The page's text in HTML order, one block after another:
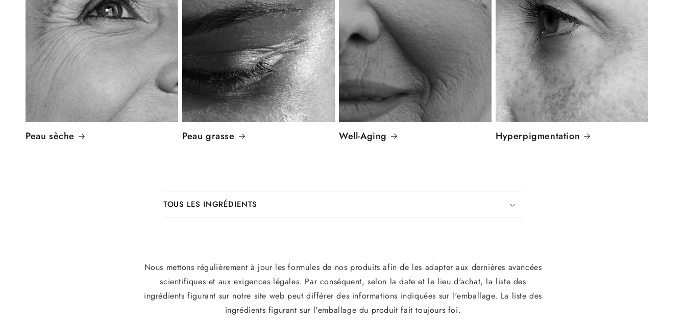
Peau sèche Peau grasse Well-Aging Hyperpigmentation
C
e
n
u
TOUS LES INGRÉDIENTS
Nous mettons régulièrement à jour les formules de nos produits afin de les adapter aux dernières avancées
scientifiques et aux exigences légales. Par conséquent, selon la date et le lieu d'achat, la liste des
ingrédients figurant sur notre site web peut différer des informations indiquées sur l'emballage. La liste des
ingrédients figurant sur l'emballage du produit fait toujours foi.